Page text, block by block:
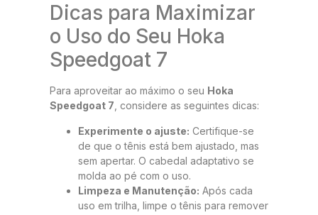
Dicas para Maximizar
o Uso do Seu Hoka
Speedgoat 7
Para aproveitar ao máximo o seu Hoka
Speedgoat 7 , considere as seguintes dicas:
Experimente o ajuste: Certifique-se
de que o tênis está bem ajustado, mas
sem apertar. O cabedal adaptativo se
molda ao pé com o uso.
Limpeza e Manutenção: Após cada
uso em trilha, limpe o tênis para remover